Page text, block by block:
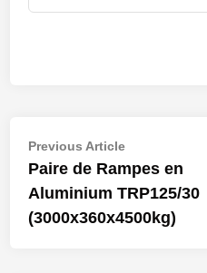
Navigation
de
l’article
Previous ArticlePrevious
article:
Paire de Rampes en
Aluminium TRP125/30
(3000x360x4500kg)